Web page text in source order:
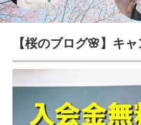
自習塾
お問い合わせ
【桜のブログ🌸】キ